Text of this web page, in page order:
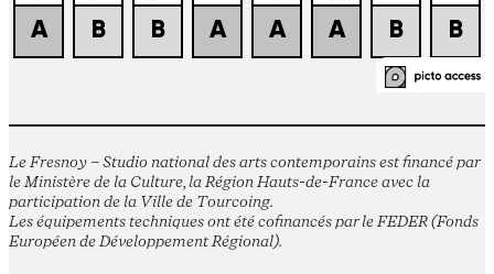
Le Fresnoy – Studio national des arts contemporains est financé par
le Ministère de la Culture, la Région Hauts-de-France avec la
participation de la Ville de Tourcoing.
Les équipements techniques ont été cofinancés par le FEDER (Fonds
Européen de Développement Régional).